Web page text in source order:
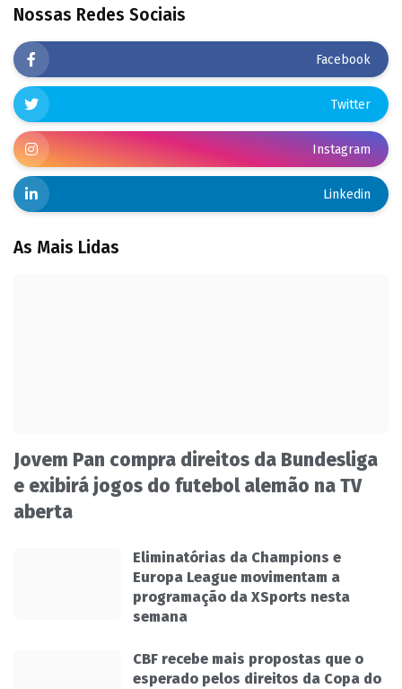
Nossas Redes Sociais
Facebook
Twitter
Instagram
Linkedin
As Mais Lidas
Jovem Pan compra direitos da Bundesliga
e exibirá jogos do futebol alemão na TV
aberta
Eliminatórias da Champions e
Europa League movimentam a
programação da XSports nesta
semana
CBF recebe mais propostas que o
esperado pelos direitos da Copa do